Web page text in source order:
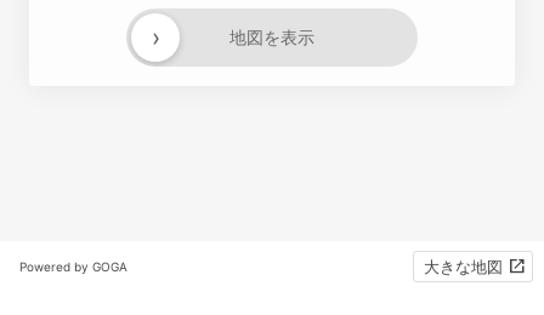
地図を表示
›
Powered by GOGA 大きな地図